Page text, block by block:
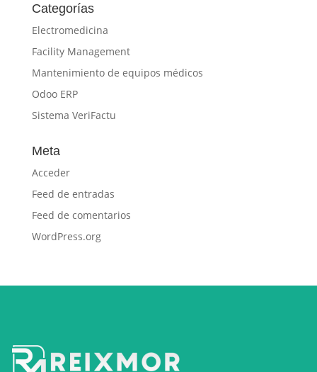
Categorías
Electromedicina
Facility Management
Mantenimiento de equipos médicos
Odoo ERP
Sistema VeriFactu
Meta
Acceder
Feed de entradas
Feed de comentarios
WordPress.org